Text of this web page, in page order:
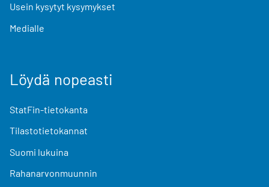
Usein kysytyt kysymykset
Medialle
Löydä nopeasti
StatFin-tietokanta
Tilastotietokannat
Suomi lukuina
Rahanarvonmuunnin